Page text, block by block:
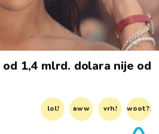
1,4 mlrd. dolara nije od
lol! aww vrh! woot?!